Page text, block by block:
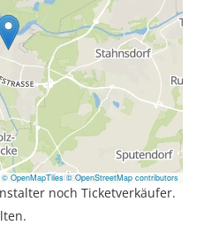
© OpenMapTiles © OpenStreetMap contributors
noch Ticketverkäufer.